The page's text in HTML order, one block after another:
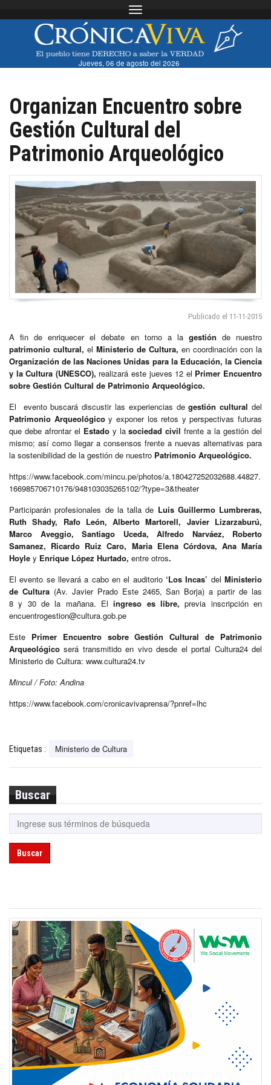
Toggle navigation
Jueves, 06 de agosto del 2026
Organizan Encuentro sobre
Gestión Cultural del
Patrimonio Arqueológico
Publicado el 11-11-2015
A fin de enriquecer el debate en torno a la gestión de nuestro
patrimonio cultural, el Ministerio de Cultura, en coordinación con la
Organización de las Naciones Unidas para la Educación, la Ciencia
y la Cultura (UNESCO), realizará este jueves 12 el Primer Encuentro
sobre Gestión Cultural de Patrimonio Arqueológico.
El evento buscará discustir las experiencias degestión cultural del
Patrimonio Arqueológicoy exponer los retos y perspectivas futuras
que debe afrontar el Estadoy lasociedad civil frente a la gestión del
mismo; así como llegar a consensos frente a nuevas alternativas para
la sostenibilidad de la gestión de nuestro Patrimonio Arqueológico.
https://www.facebook.com/mincu.pe/photos/a.180427252032688.44827.
166985706710176/948103035265102/?type=3&theater
Participarán profesionales de la talla de Luis Guillermo Lumbreras,
Ruth Shady, Rafo León, Alberto Martorell, Javier Lizarzaburú,
Marco Aveggio, Santiago Uceda, Alfredo Narváez, Roberto
Samanez, Ricardo Ruiz Caro, Maria Elena Córdova, Ana María
Hoyle y Enrique López Hurtado, entre otros.
El evento se llevará a cabo en el auditorio‘Los Incas’ delMinisterio
de Cultura(Av. Javier Prado Este 2465, San Borja) a partir de las
8 y 30 de la mañana. Elingreso es libre, previa inscripción en
encuentrogestion@cultura.gob.pe
Este Primer Encuentro sobre Gestión Cultural de Patrimonio
Arqueológico será transmitido en vivo desde el portal Cultura24 del
Ministerio de Cultura: www.cultura24.tv
Mincul / Foto: Andina
https://www.facebook.com/cronicavivaprensa/?pnref=lhc
Etiquetas : Ministerio de Cultura
Buscar
Buscar